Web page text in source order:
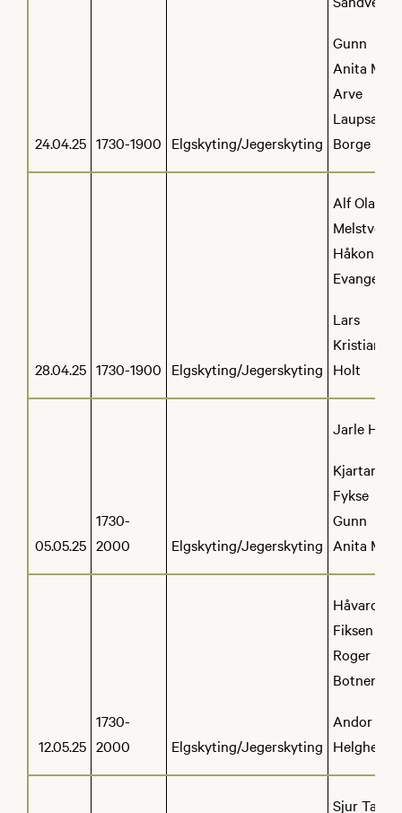
24.04.25 1730-1900 Elgskyting/Jegerskyting
Gunn
Anita Mo
Arve
Laupsa-
Borge
28.04.25 1730-1900 Elgskyting/Jegerskyting
Alf Olav
Melstveit
Håkon
Evanger
Lars
Kristian
Holt
05.05.25
1730-
2000
Elgskyting/Jegerskyting
Jarle Holt
Kjartan
Fykse
Gunn
Anita Mo
12.05.25
1730-
2000
Elgskyting/Jegerskyting
Håvard
Fiksen
Roger
Botnen
Andor
Helgheim
Sjur Tarjei